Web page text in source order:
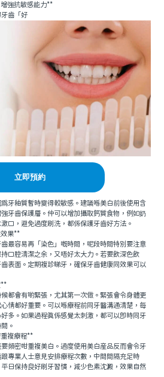
強抗敏感能力**
齒「好
立即預約
釉質暫時變得較敏感。建議喺美白前後使用含
牙齒保護層。仲可以增加攝取鈣質食物，例如奶
口，避免過度刷洗，都係保護牙齒好方法。
果**
容易再「染色」嘅時間，呢段時間特別要注意
口腔清潔之余，又唔好太大力。若要飲深色飲
表面。定期複診睇牙，確保牙齒健康同效果可以
會有啲緊張，尤其第一次做。緊張會令身體更
情都好重要。可以喺療程前同牙醫溝通清楚，每
多。如果過程真係感覺太刺激，都可以即時同牙
。
複療程**
密咁重複美白。過度使用美白産品反而會令牙
專業人士意見安排療程次數，中間間隔充足時
日保持良好刷牙習慣，減少色素沈澱，效果自然